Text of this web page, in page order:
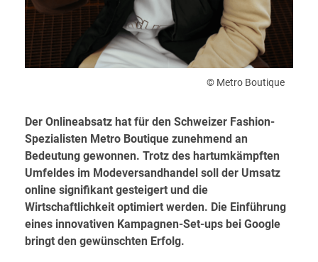
© Metro Boutique
Der Onlineabsatz hat für den Schweizer Fashion-
Spezialisten Metro Boutique zunehmend an
Bedeutung gewonnen. Trotz des hartumkämpften
Umfeldes im Modeversandhandel soll der Umsatz
online signifikant gesteigert und die
Wirtschaftlichkeit optimiert werden. Die Einführung
eines innovativen Kampagnen-Set-ups bei Google
bringt den gewünschten Erfolg.